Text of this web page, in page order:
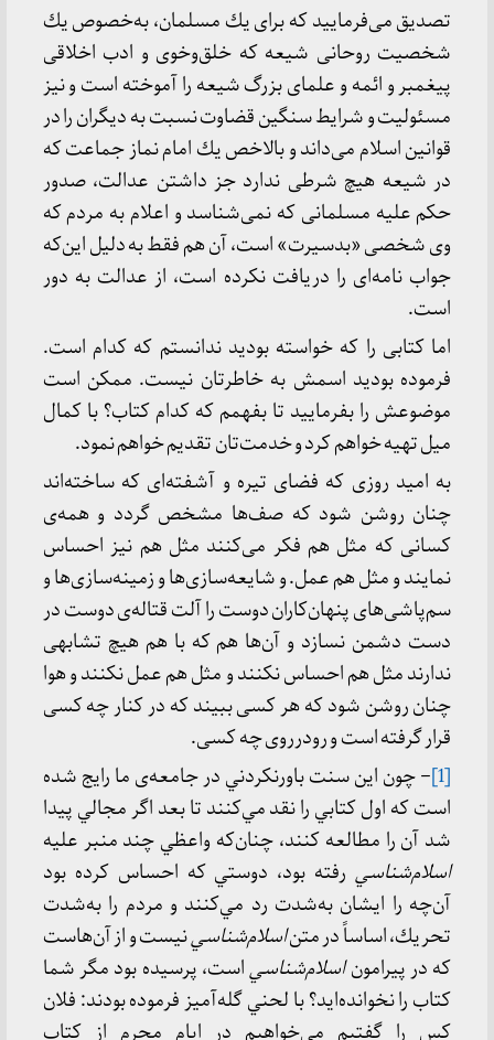
تصدیق می‌فرمایید كه برای یك مسلمان، به‌خصوص یك
شخصیت روحانی شیعه كه خلق‌وخوی و ادب اخلاقی
پیغمبر و ائمه و علمای بزرگ شیعه را آموخته است و نیز
مسئولیت و شرایط سنگین قضاوت نسبت به دیگران را در
قوانین اسلام می‌داند و بالاخص یك امام نماز جماعت كه
در شیعه هیچ شرطی ندارد جز داشتن عدالت، صدور
حكم علیه مسلمانی كه نمی‌شناسد و اعلام به مردم كه
وی شخصی «بدسیرت» است، آن هم فقط به دلیل این‌كه
جواب نامه‌ای را دریافت نكرده است، از عدالت به دور
است.
اما كتابی را كه خواسته بودید ندانستم كه كدام است.
فرموده بودید اسمش به خاطرتان نیست. ممكن است
موضوعش را بفرمایید تا بفهمم كه كدام كتاب؟ با كمال
میل تهیه خواهم كرد و خدمت‌تان تقدیم خواهم نمود.
به امید روزی كه فضای تیره و آشفته‌ای كه ساخته‌اند
چنان روشن شود كه صف‌ها مشخص گردد و همه‌ی
كسانی كه مثل هم فكر می‌كنند مثل هم نیز احساس
نمایند و مثل هم عمل. و شایعه‌سازی‌ها و زمینه‌سازی‌ها و
سم‌پاشی‌های پنهان‌كاران دوست را آلت قتاله‌ی دوست در
دست دشمن نسازد و آن‌ها هم كه با هم هیچ تشابهی
ندارند مثل هم احساس نكنند و مثل هم عمل نكنند و هوا
چنان روشن شود كه هر كسی ببیند كه در كنار چه كسی
قرار گرفته است و رودرروی چه كسی.
[1] – چون اين سنت باورنكردني در جامعه‌ی ما رايج شده
است كه اول كتابي را نقد مي‌كنند تا بعد اگر مجالي پیدا
شد آن را مطالعه كنند، چنان‌كه واعظي چند منبر علیه
اسلام‌شناسيرفته بود، دوستي كه احساس كرده بود
آن‌چه را ايشان به‌شدت رد مي‌كنند و مردم را به‌شدت
تحريك، اساساً در متناسلام‌شناسينيست و از آن‌هاست
كه در پيراموناسلام‌شناسياست، پرسيده بود مگر شما
كتاب را نخوانده‌ايد؟ با لحني گله‌آميز فرموده بودند: فلان
كس را گفتيم مي‌خواهيم در ايام محرم از كتاب